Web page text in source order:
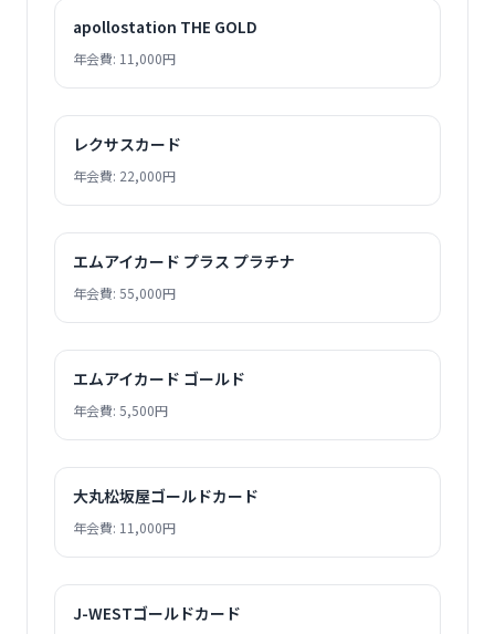
apollostation THE GOLD
年会費: 11,000円
レクサスカード
年会費: 22,000円
エムアイカード プラス プラチナ
年会費: 55,000円
エムアイカード ゴールド
年会費: 5,500円
大丸松坂屋ゴールドカード
年会費: 11,000円
J-WESTゴールドカード